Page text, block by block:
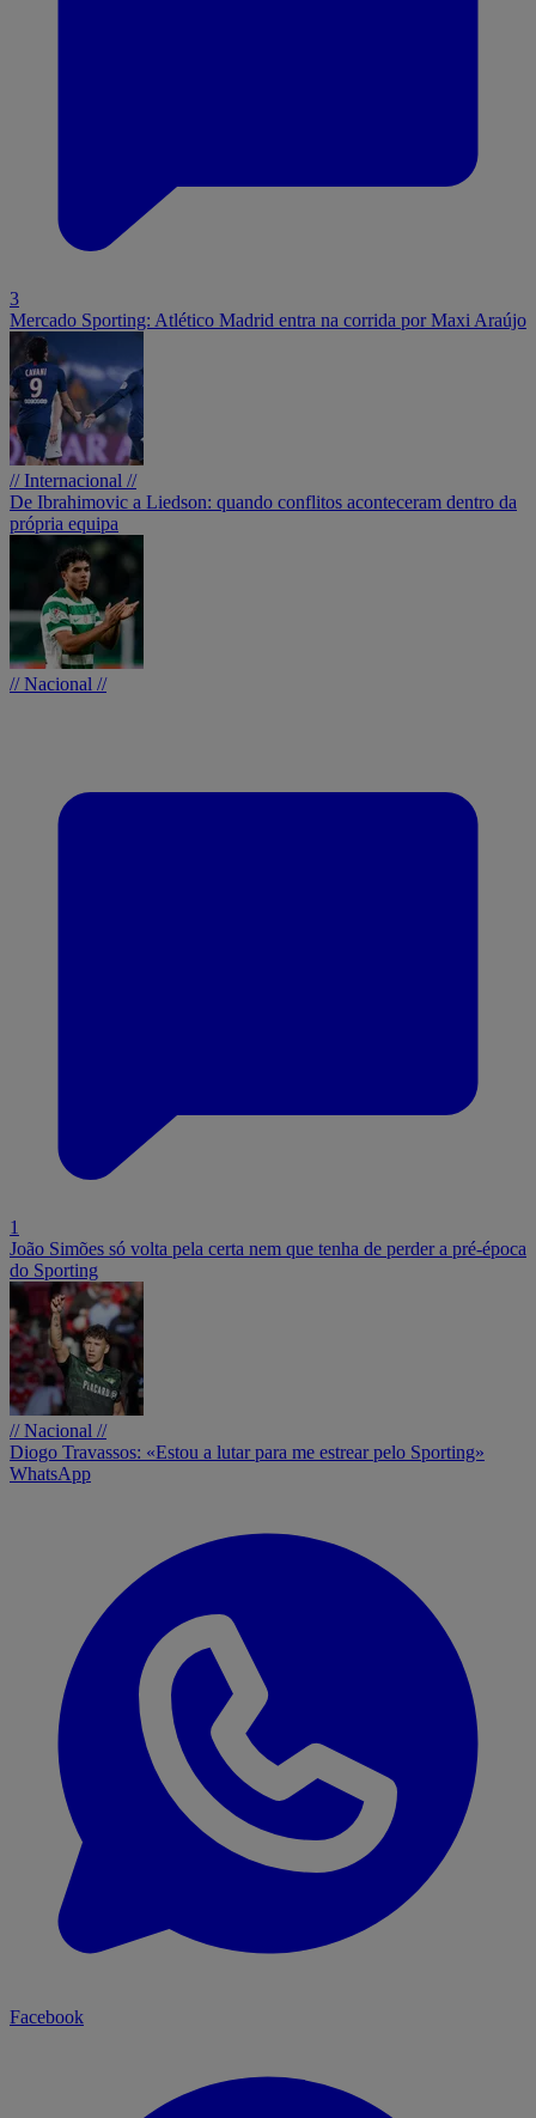
3
Mercado Sporting: Atlético Madrid entra na corrida por Maxi Araújo
// Internacional //
De Ibrahimovic a Liedson: quando conflitos aconteceram dentro da
própria equipa
// Nacional //
1
João Simões só volta pela certa nem que tenha de perder a pré-época
do Sporting
// Nacional //
Diogo Travassos: «Estou a lutar para me estrear pelo Sporting»
WhatsApp
Facebook